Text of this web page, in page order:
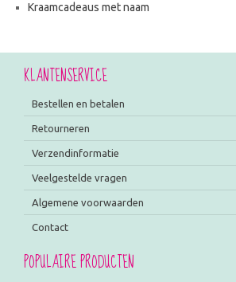
Kraamcadeaus met naam
KLANTENSERVICE
Bestellen en betalen
Retourneren
Verzendinformatie
Veelgestelde vragen
Algemene voorwaarden
Contact
POPULAIRE PRODUCTEN